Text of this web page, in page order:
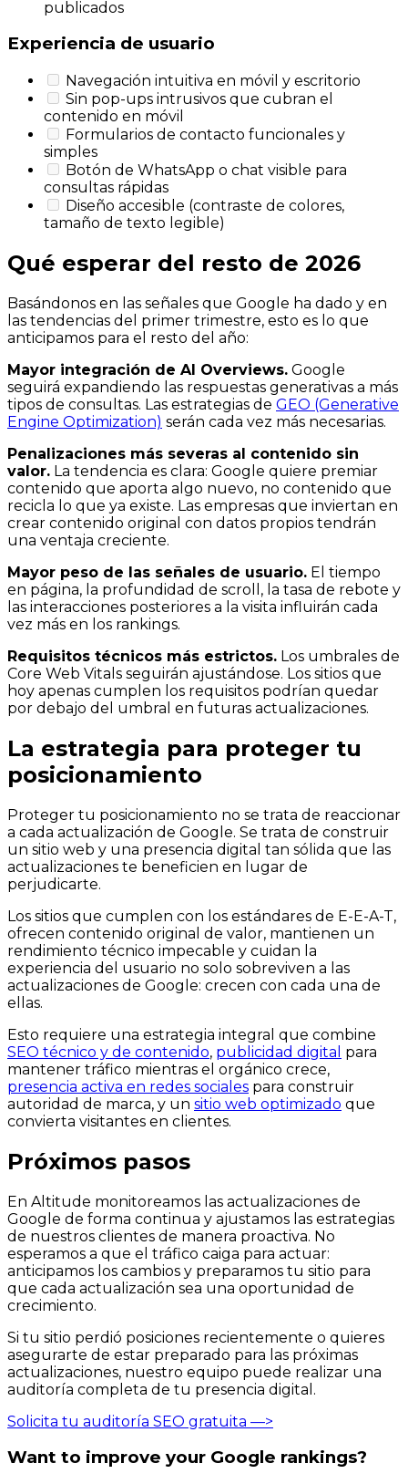
publicados
Experiencia de usuario
Navegación intuitiva en móvil y escritorio
Sin pop-ups intrusivos que cubran el
contenido en móvil
Formularios de contacto funcionales y
simples
Botón de WhatsApp o chat visible para
consultas rápidas
Diseño accesible (contraste de colores,
tamaño de texto legible)
Qué esperar del resto de 2026
Basándonos en las señales que Google ha dado y en
las tendencias del primer trimestre, esto es lo que
anticipamos para el resto del año:
Mayor integración de AI Overviews. Google
seguirá expandiendo las respuestas generativas a más
tipos de consultas. Las estrategias de GEO (Generative
Engine Optimization) serán cada vez más necesarias.
Penalizaciones más severas al contenido sin
valor. La tendencia es clara: Google quiere premiar
contenido que aporta algo nuevo, no contenido que
recicla lo que ya existe. Las empresas que inviertan en
crear contenido original con datos propios tendrán
una ventaja creciente.
Mayor peso de las señales de usuario. El tiempo
en página, la profundidad de scroll, la tasa de rebote y
las interacciones posteriores a la visita influirán cada
vez más en los rankings.
Requisitos técnicos más estrictos. Los umbrales de
Core Web Vitals seguirán ajustándose. Los sitios que
hoy apenas cumplen los requisitos podrían quedar
por debajo del umbral en futuras actualizaciones.
La estrategia para proteger tu
posicionamiento
Proteger tu posicionamiento no se trata de reaccionar
a cada actualización de Google. Se trata de construir
un sitio web y una presencia digital tan sólida que las
actualizaciones te beneficien en lugar de
perjudicarte.
Los sitios que cumplen con los estándares de E-E-A-T,
ofrecen contenido original de valor, mantienen un
rendimiento técnico impecable y cuidan la
experiencia del usuario no solo sobreviven a las
actualizaciones de Google: crecen con cada una de
ellas.
Esto requiere una estrategia integral que combine
SEO técnico y de contenido, publicidad digital para
mantener tráfico mientras el orgánico crece,
presencia activa en redes sociales para construir
autoridad de marca, y un sitio web optimizado que
convierta visitantes en clientes.
Próximos pasos
En Altitude monitoreamos las actualizaciones de
Google de forma continua y ajustamos las estrategias
de nuestros clientes de manera proactiva. No
esperamos a que el tráfico caiga para actuar:
anticipamos los cambios y preparamos tu sitio para
que cada actualización sea una oportunidad de
crecimiento.
Si tu sitio perdió posiciones recientemente o quieres
asegurarte de estar preparado para las próximas
actualizaciones, nuestro equipo puede realizar una
auditoría completa de tu presencia digital.
Solicita tu auditoría SEO gratuita —>
Want to improve your Google rankings?